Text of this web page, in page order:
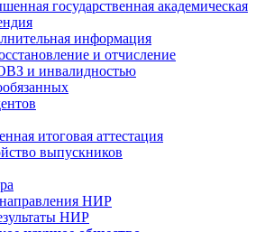
государственная академическая
информация
и отчисление
и инвалидностью
итоговая аттестация
выпускников
НИР
НИР